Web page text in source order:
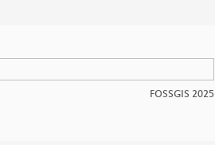
FOSSGIS 2025